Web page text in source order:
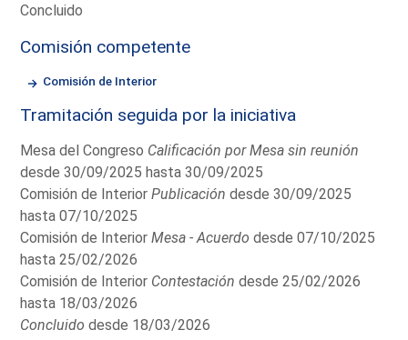
Concluido
Comisión competente
Comisión de Interior
Tramitación seguida por la iniciativa
Mesa del Congreso Calificación por Mesa sin reunión
desde 30/09/2025 hasta 30/09/2025
Comisión de InteriorPublicación desde 30/09/2025
hasta 07/10/2025
Comisión de InteriorMesa - Acuerdo desde 07/10/2025
hasta 25/02/2026
Comisión de Interior Contestación desde 25/02/2026
hasta 18/03/2026
Concluido desde 18/03/2026